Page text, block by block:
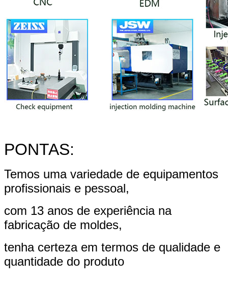
PONTAS:
Temos uma variedade de equipamentos
profissionais e pessoal,
com 13 anos de experiência na
fabricação de moldes,
tenha certeza em termos de qualidade e
quantidade do produto